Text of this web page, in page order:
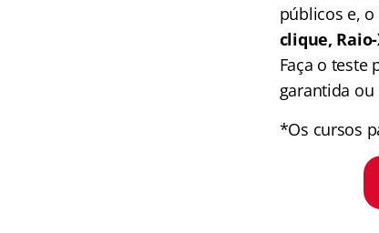
públicos e,
clique,
Faça o teste
garantida
*Os cursos